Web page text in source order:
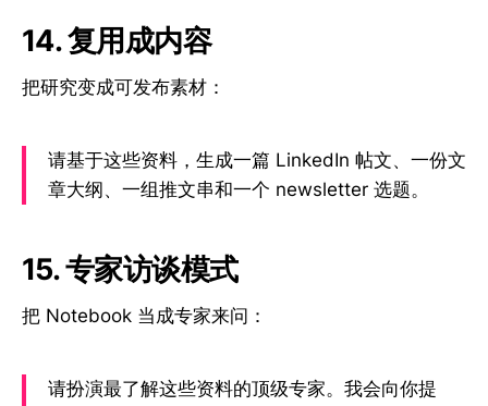
14. 复用成内容
把研究变成可发布素材：
请基于这些资料，生成一篇 LinkedIn 帖文、一份文
章大纲、一组推文串和一个 newsletter 选题。
15. 专家访谈模式
把 Notebook 当成专家来问：
请扮演最了解这些资料的顶级专家。我会向你提